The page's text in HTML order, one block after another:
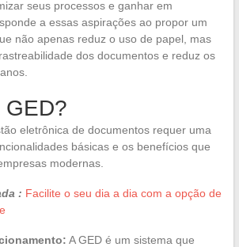
seus processos e ganhar em
a essas aspirações ao propor um
não apenas reduz o uso de papel, mas
dos documentos e reduz os
eletrônica de documentos requer uma
básicas e os benefícios que
modernas.
: Facilite o seu dia a dia com a opção de
A GED é um sistema que